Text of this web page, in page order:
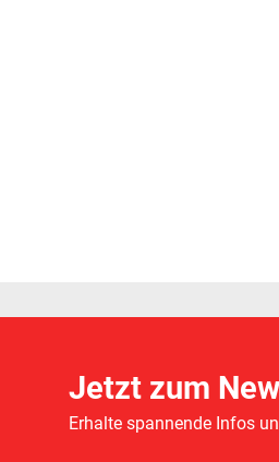
Jetzt zum
Erhalte spannende Infos